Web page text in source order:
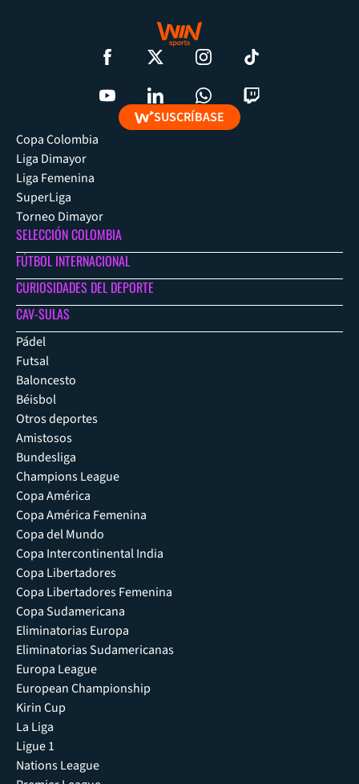
SUSCRÍBASE
Copa Colombia
Liga Dimayor
Liga Femenina
SuperLiga
Torneo Dimayor
SELECCIÓN COLOMBIA
FÚTBOL INTERNACIONAL
CURIOSIDADES DEL DEPORTE
CAV-SULAS
Pádel
Futsal
Baloncesto
Béisbol
Otros deportes
Amistosos
Bundesliga
Champions League
Copa América
Copa América Femenina
Copa del Mundo
Copa Intercontinental India
Copa Libertadores
Copa Libertadores Femenina
Copa Sudamericana
Eliminatorias Europa
Eliminatorias Sudamericanas
Europa League
European Championship
Kirin Cup
La Liga
Ligue 1
Nations League